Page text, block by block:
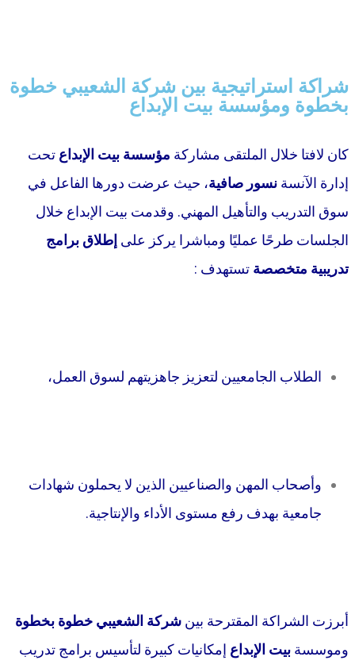
شراكة استراتيجية بين شركة الشعيبي خطوة
بخطوة ومؤسسة بيت الإبداع
كان لافتا خلال الملتقى مشاركة مؤسسة بيت الإبداع تحت
إدارة الآنسة نسور صافية، حيث عرضت دورها الفاعل في
سوق التدريب والتأهيل المهني. وقدمت بيت الإبداع خلال
الجلسات طرحًا عمليًا ومباشرا يركز على إطلاق برامج
تدريبية متخصصة تستهدف :
الطلاب الجامعيين لتعزيز جاهزيتهم لسوق العمل،
وأصحاب المهن والصناعيين الذين لا يحملون شهادات
جامعية بهدف رفع مستوى الأداء والإنتاجية.
أبرزت الشراكة المقترحة بين شركة الشعيبي خطوة بخطوة
وموسسة بيت الإبداع إمكانيات كبيرة لتأسيس برامج تدريب